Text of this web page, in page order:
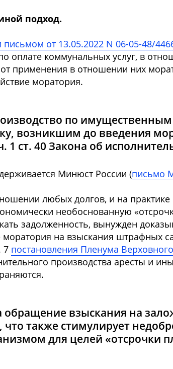
подход.
от 13.05.2022 N 06-05-48/
оплате коммунальных услуг, в
применения в отношении них
моратория.
по
возникшим до введения
1 ст. 40 Закона об
Минюст России (письмо
любых долгов, и на
необоснованную
задолженность, вынужден
на взыскания штрафных
7 постановления Пленума
производства аресты и
обращение взыскания на
что также стимулирует
для целей «отсрочки